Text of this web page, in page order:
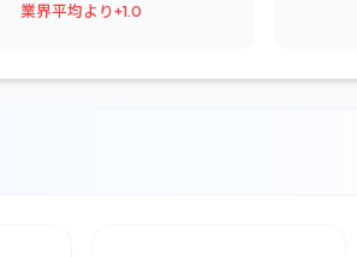
業界平均より+1.0